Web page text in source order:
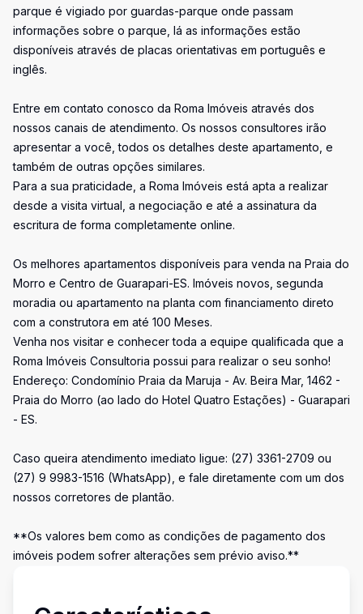
parque é vigiado por guardas-parque onde passam
informações sobre o parque, lá as informações estão
disponíveis através de placas orientativas em português e
inglês.
Entre em contato conosco da Roma Imóveis através dos
nossos canais de atendimento. Os nossos consultores irão
apresentar a você, todos os detalhes deste apartamento, e
também de outras opções similares.
Para a sua praticidade, a Roma Imóveis está apta a realizar
desde a visita virtual, a negociação e até a assinatura da
escritura de forma completamente online.
Os melhores apartamentos disponíveis para venda na Praia do
Morro e Centro de Guarapari-ES. Imóveis novos, segunda
moradia ou apartamento na planta com financiamento direto
com a construtora em até 100 Meses.
Venha nos visitar e conhecer toda a equipe qualificada que a
Roma Imóveis Consultoria possui para realizar o seu sonho!
Endereço: Condomínio Praia da Maruja - Av. Beira Mar, 1462 -
Praia do Morro (ao lado do Hotel Quatro Estações) - Guarapari
- ES.
Caso queira atendimento imediato ligue: (27) 3361-2709 ou
(27) 9 9983-1516 (WhatsApp), e fale diretamente com um dos
nossos corretores de plantão.
**Os valores bem como as condições de pagamento dos
imóveis podem sofrer alterações sem prévio aviso.**